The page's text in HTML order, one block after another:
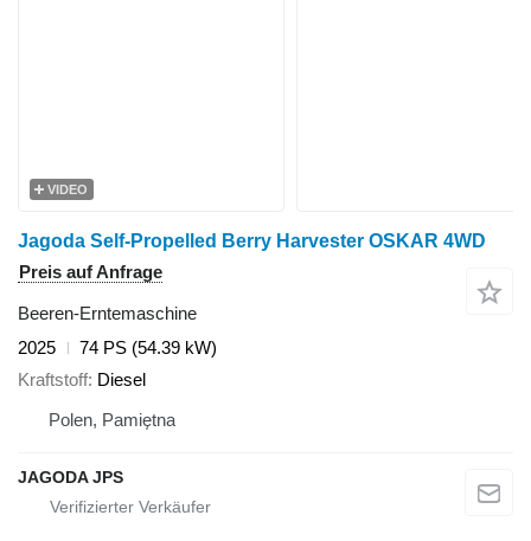
VIDEO
Jagoda Self-Propelled Berry Harvester OSKAR 4WD
Preis auf Anfrage
Beeren-Erntemaschine
2025
74 PS (54.39 kW)
Kraftstoff Diesel
Polen, Pamiętna
JAGODA JPS